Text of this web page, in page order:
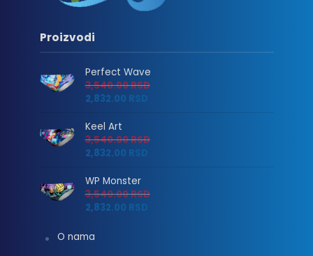
Proizvodi
Perfect Wave
3,540.00RSD
2,832.00 RSD
Keel Art
3,540.00RSD
2,832.00 RSD
WP Monster
3,540.00RSD
2,832.00 RSD
O nama